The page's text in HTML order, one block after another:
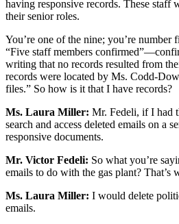
having responsive records. These staff
their senior roles.
You’re one of the nine; you’re number
“Five staff members
writing that no records resulted from
records were located by Ms. Codd-
files.” So how is it that I have records?
Ms. Laura Miller: Mr. Fedeli, if I had
search and access deleted emails on a
responsive documents.
Mr. Victor Fedeli: So what you’re
emails to do with the gas plant?
Ms. Laura Miller: I would delete
emails.